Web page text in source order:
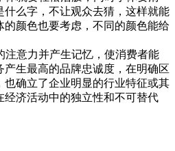
什么字，不让观众去猜，这样就能
的颜色也要考虑，不同的颜色能给
意力并产生记忆，使消费者能
生最高的品牌忠诚度，在明确区
确立了企业明显的行业特征或其
济活动中的独立性和不可替代